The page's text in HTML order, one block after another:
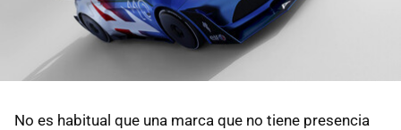
No es habitual que una marca que no tiene presencia